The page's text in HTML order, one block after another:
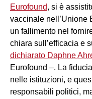
Eurofound, si è
vaccinale nell’Unione
un fallimento nel
chiara sull’efficacia e
dichiarato Daphne
Eurofound –. La
nelle istituzioni, e
responsabili politici,